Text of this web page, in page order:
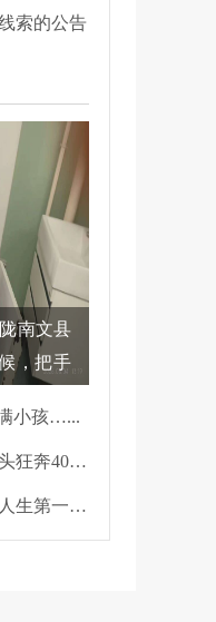
索的公告
南文县
，把手
小孩…...
鞋跑掉了也要抓住你！民警街头狂奔400米擒贼
她翻遍30年前尘封档案，收获人生第一面锦旗